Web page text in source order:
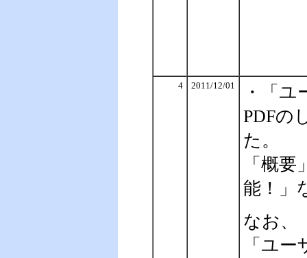
4 2011/12/01
・「
PDFの
た。
「概
能！」
なお、
「ユ